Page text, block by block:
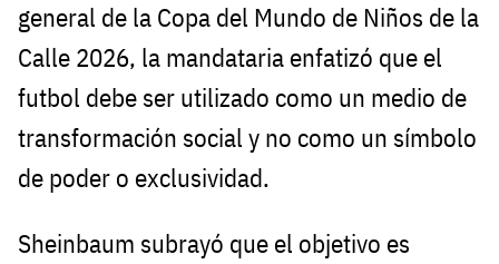
general de la Copa del Mundo de Niños de la
Calle 2026, la mandataria enfatizó que el
futbol debe ser utilizado como un medio de
transformación social y no como un símbolo
de poder o exclusividad.
Sheinbaum subrayó que el objetivo es